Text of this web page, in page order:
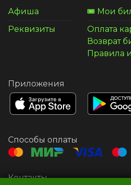
Афиша
Реквизиты
🎟️ Мои
Оплата
Возврат
Правила
Приложения
Способы оплаты
Контакты